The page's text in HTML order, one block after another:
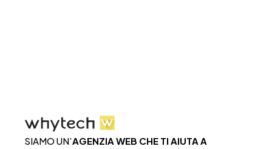
SIAMO UN’AGENZIA WEB CHE TI AIUTA A